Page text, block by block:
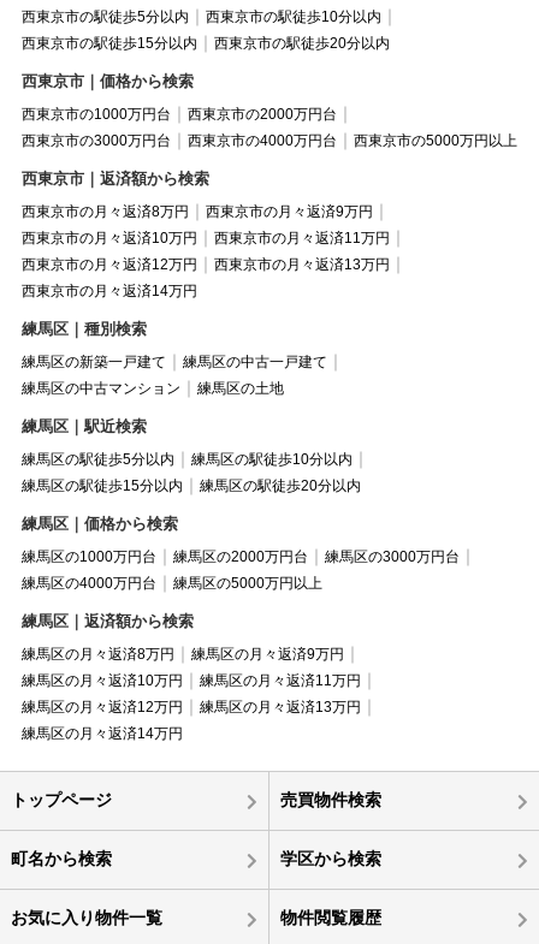
西東京市の駅徒歩5分以内
西東京市の駅徒歩10分以内
西東京市の駅徒歩15分以内
西東京市の駅徒歩20分以内
西東京市｜価格から検索
西東京市の1000万円台
西東京市の2000万円台
西東京市の3000万円台
西東京市の4000万円台 西東京市の5000万円以上
西東京市｜返済額から検索
西東京市の月々返済8万円
西東京市の月々返済9万円
西東京市の月々返済10万円
西東京市の月々返済11万円
西東京市の月々返済12万円
西東京市の月々返済13万円
西東京市の月々返済14万円
練馬区｜種別検索
練馬区の新築一戸建て
練馬区の中古一戸建て
練馬区の中古マンション
練馬区の土地
練馬区｜駅近検索
練馬区の駅徒歩5分以内
練馬区の駅徒歩10分以内
練馬区の駅徒歩15分以内
練馬区の駅徒歩20分以内
練馬区｜価格から検索
練馬区の1000万円台 練馬区の2000万円台
練馬区の3000万円台
練馬区の4000万円台
練馬区の5000万円以上
練馬区｜返済額から検索
練馬区の月々返済8万円
練馬区の月々返済9万円
練馬区の月々返済10万円
練馬区の月々返済11万円
練馬区の月々返済12万円
練馬区の月々返済13万円
練馬区の月々返済14万円
トップページ 売買物件検索
町名から検索 学区から検索
お気に入り物件一覧 物件閲覧履歴